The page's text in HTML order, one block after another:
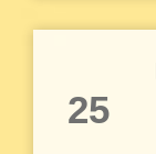
25